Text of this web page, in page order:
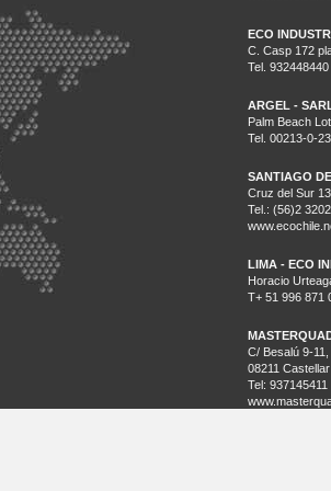
ECO
C. Casp 172
Tel.
ARGEL -
Palm Beach
Tel. 00213-0-
SANTIAGO
Cruz del Sur
Tel.: (56)2
LIMA - ECO
Horacio
T+ 51 996 871
C/ Besalú 9-
08211
Tel: